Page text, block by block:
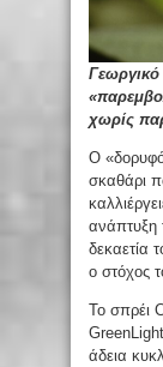
Γεωργικό
χωρίς
Ο
σκαθάρι
ανάπτυξη
δεκαετία
ο στόχος
Το σπρέι
άδεια